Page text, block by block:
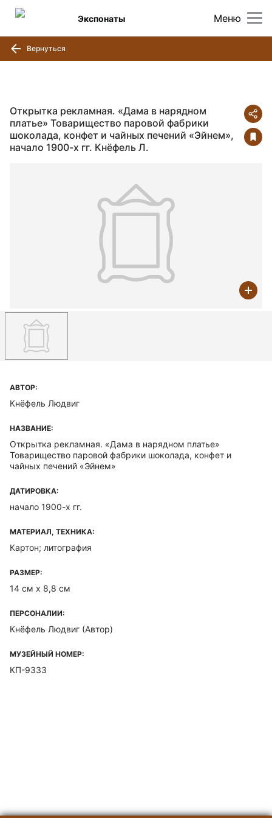
Меню
Экспонаты
Вернуться
Открытка рекламная. «Дама в нарядном
платье» Товарищество паровой фабрики
шоколада, конфет и чайных печений «Эйнем»,
начало 1900-х гг. Кнёфель Л.
АВТОР:
Кнёфель Людвиг
НАЗВАНИЕ:
Открытка рекламная. «Дама в нарядном платье»
Товарищество паровой фабрики шоколада, конфет и
чайных печений «Эйнем»
ДАТИРОВКА:
начало 1900-х гг.
МАТЕРИАЛ, ТЕХНИКА:
Картон; литография
РАЗМЕР:
14 см х 8,8 см
ПЕРСОНАЛИИ:
Кнёфель Людвиг (Автор)
МУЗЕЙНЫЙ НОМЕР:
КП-9333